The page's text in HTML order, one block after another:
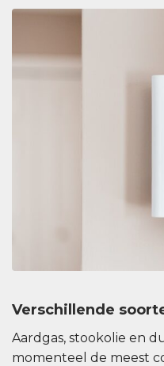
Verschillende
Aardgas, stookolie en
momenteel de meest